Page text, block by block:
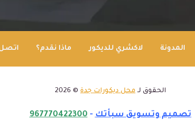
المدونة لاكشري للديكور ماذا نقدم؟ اتصل
الحقوق لـ محل ديكورات جدة © 2026
تصميم وتسويق سبأتك-
967770422300